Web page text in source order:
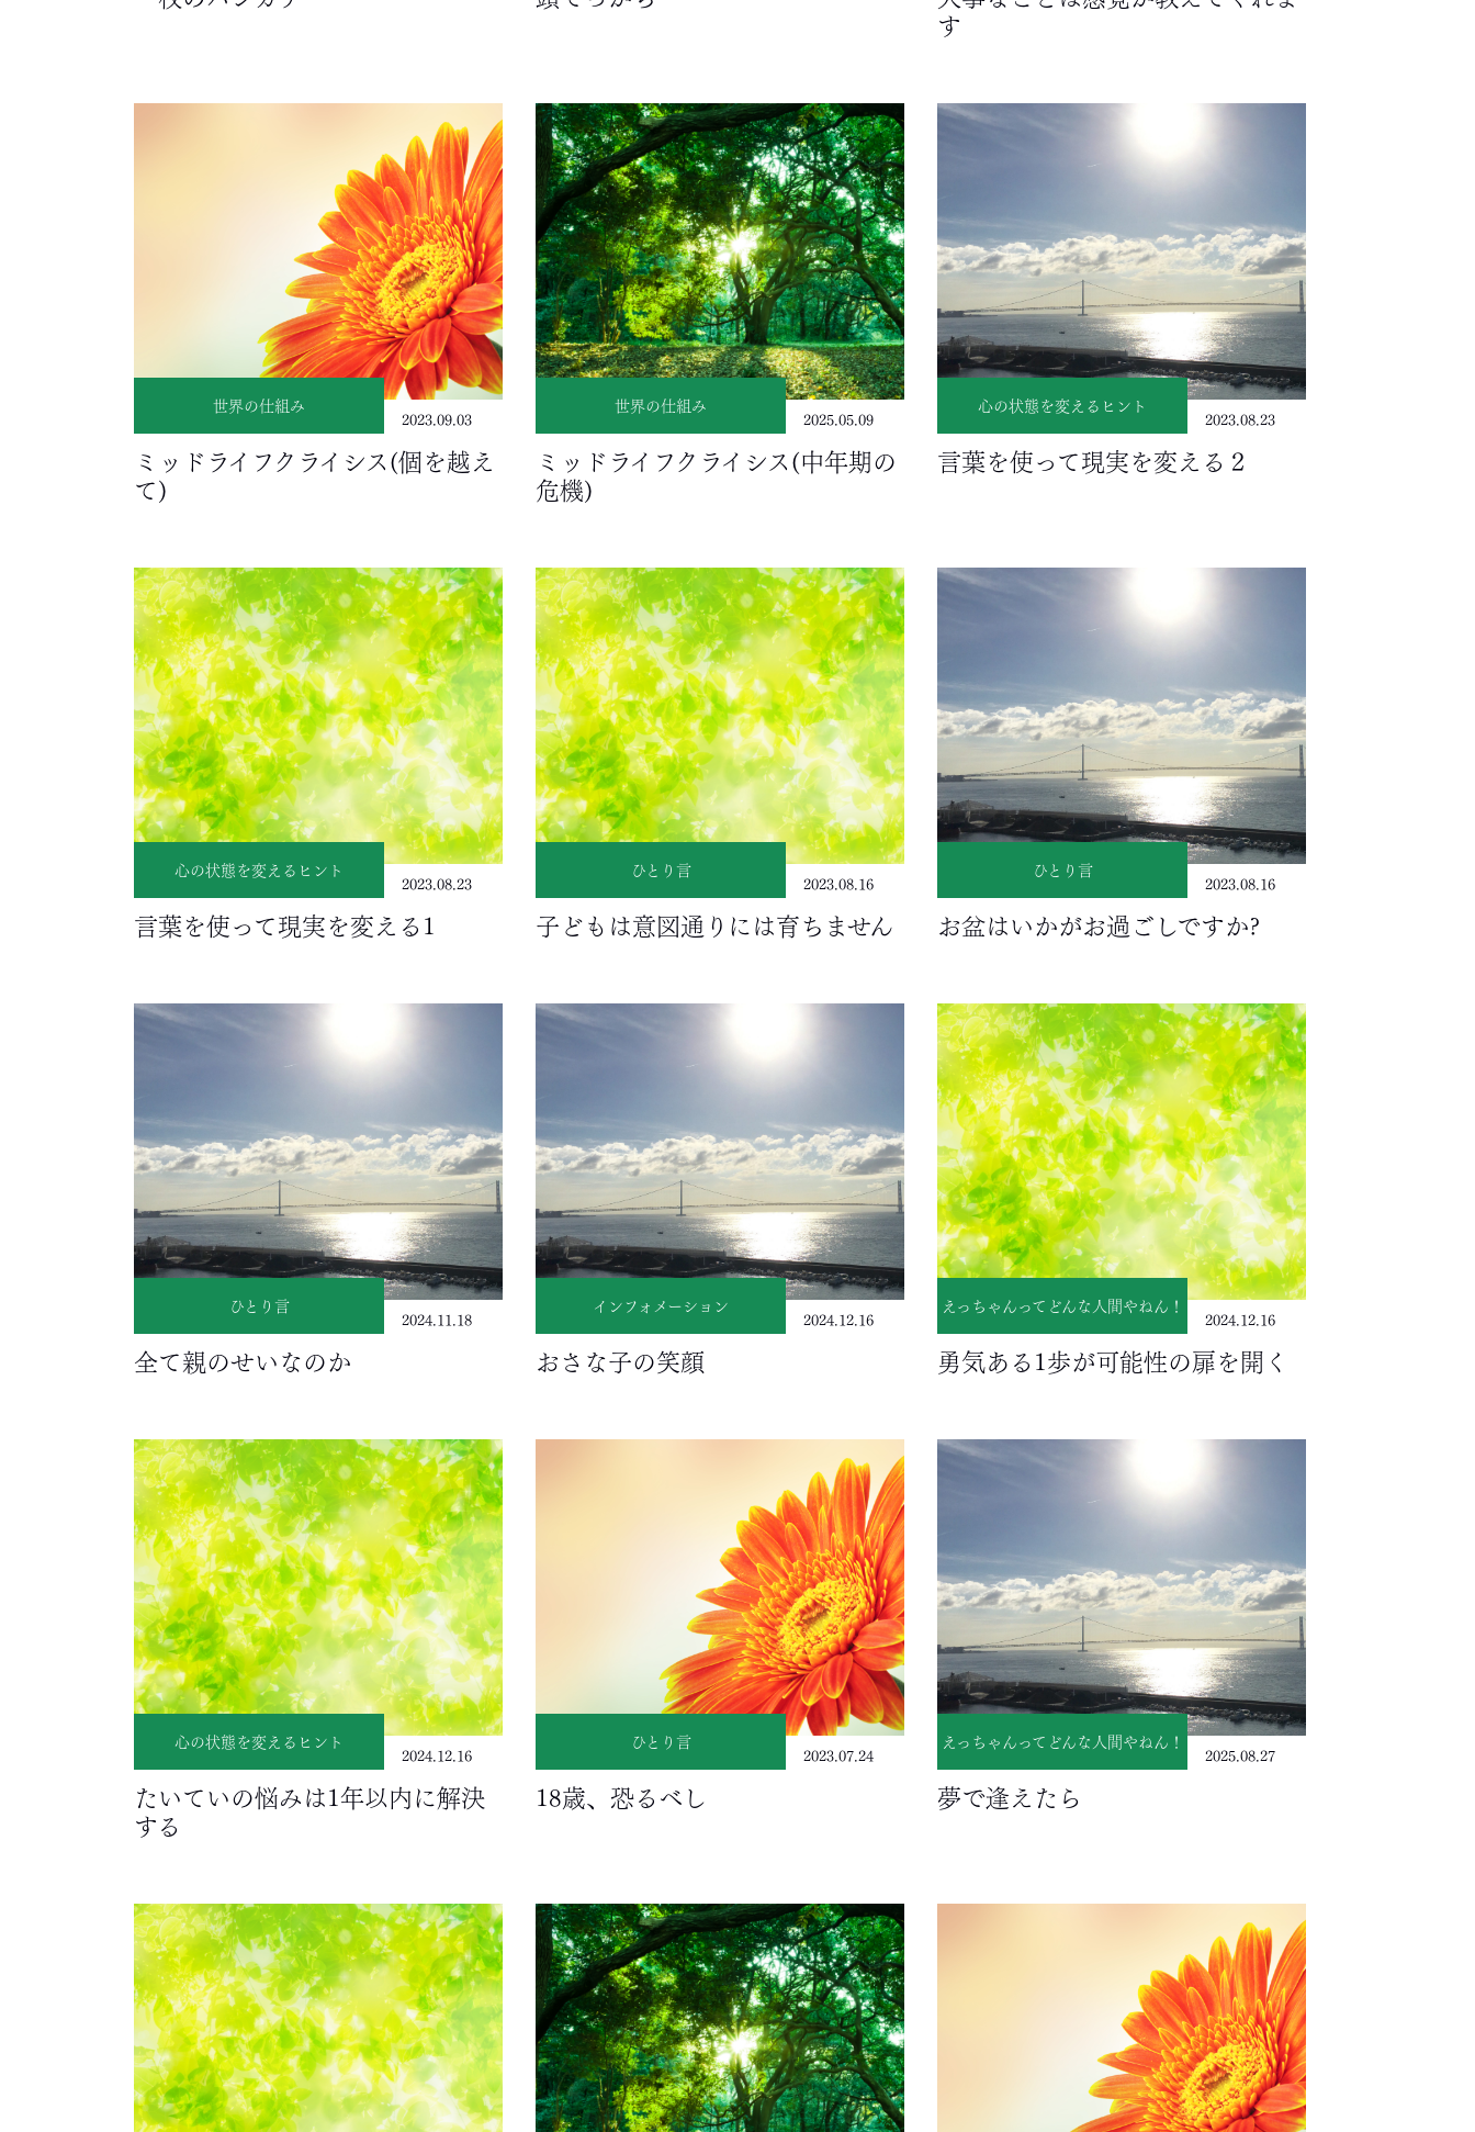
す
世界の仕組み
2023.09.03
ミッドライフクライシス(個を越え
て)
世界の仕組み
2025.05.09
ミッドライフクライシス(中年期の
危機)
心の状態を変えるヒント
2023.08.23
言葉を使って現実を変える２
心の状態を変えるヒント
2023.08.23
言葉を使って現実を変える1
ひとり言
2023.08.16
子どもは意図通りには育ちません
ひとり言
2023.08.16
お盆はいかがお過ごしですか?
ひとり言
2024.11.18
全て親のせいなのか
インフォメーション
2024.12.16
おさな子の笑顔
えっちゃんってどんな人間やねん！
2024.12.16
勇気ある1歩が可能性の扉を開く
心の状態を変えるヒント
2024.12.16
たいていの悩みは1年以内に解決
する
ひとり言
2023.07.24
18歳、恐るべし
えっちゃんってどんな人間やねん！
2025.08.27
夢で逢えたら